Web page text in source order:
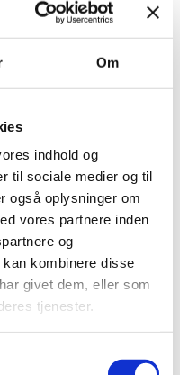
Om
indhold og
til sociale medier og til
også oplysninger om
vores partnere inden
og
kombinere disse
givet dem, eller som
tjenester.